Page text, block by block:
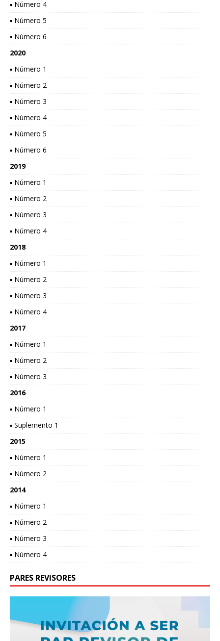
▪ Número 4
▪ Número 5
▪ Número 6
2020
▪ Número 1
▪ Número 2
▪ Número 3
▪ Número 4
▪ Número 5
▪ Número 6
2019
▪ Número 1
▪ Número 2
▪ Número 3
▪ Número 4
2018
▪ Número 1
▪ Número 2
▪ Número 3
▪ Número 4
2017
▪ Número 1
▪ Número 2
▪ Número 3
2016
▪ Número 1
▪ Suplemento 1
2015
▪ Número 1
▪ Número 2
2014
▪ Número 1
▪ Número 2
▪ Número 3
▪ Número 4
PARES REVISORES